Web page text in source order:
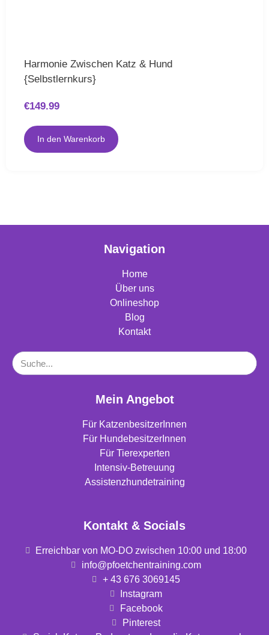
Harmonie Zwischen Katz & Hund
{Selbstlernkurs}
€149.99
In den Warenkorb
Navigation
Home
Über uns
Onlineshop
Blog
Kontakt
Mein Angebot
Für KatzenbesitzerInnen
Für HundebesitzerInnen
Für Tierexperten
Intensiv-Betreuung
Assistenzhundetraining
Kontakt & Socials
Erreichbar von MO-DO zwischen 10:00 und 18:00
info@pfoetchentraining.com
+ 43 676 3069145
Instagram
Facebook
Pinterest